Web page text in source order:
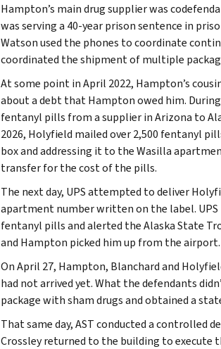
Hampton’s main drug supplier was
was serving a 40-year prison sentence in
Watson used the phones to coordinate
coordinated the shipment of multiple
At some point in April 2022, Hampton’s
about a debt that Hampton owed him.
fentanyl pills from a supplier in Arizona to
2026, Holyfield mailed over 2,500 fentanyl
box and addressing it to the Wasilla
transfer for the cost of the pills.
The next day, UPS attempted to deliver
apartment number written on the label. UPS
fentanyl pills and alerted the Alaska State
and Hampton picked him up from the
On April 27, Hampton, Blanchard and
had not arrived yet. What the defendants
package with sham drugs and obtained a
That same day, AST conducted a controlled
Crossley returned to the building to execute